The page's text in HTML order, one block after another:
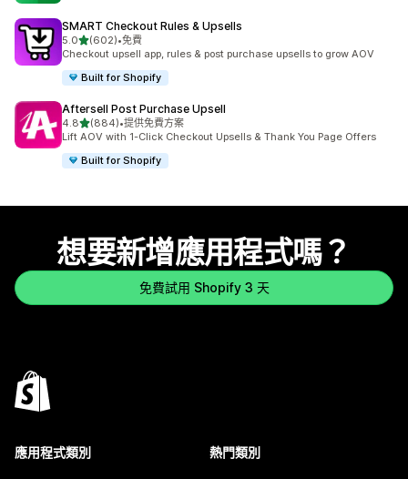
SMART Checkout Rules & Upsells
5.0滿分 5 顆星
(602)
共有 602 則評價
•免費
Checkout upsell app, rules & post purchase upsells to grow AOV
Built for Shopify
Aftersell Post Purchase Upsell
4.8滿分 5 顆星
(884)
共有 884 則評價
•提供免費方案
Lift AOV with 1-Click Checkout Upsells & Thank You Page Offers
Built for Shopify
想要新增應用程式嗎？
免費試用 Shopify 3 天
應用程式類別 熱門類別